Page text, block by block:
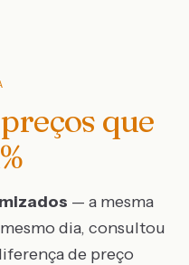
preços que
%
— a mesma
dia, consultou
de preço